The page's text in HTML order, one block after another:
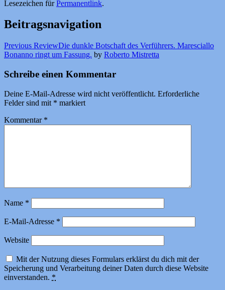
Lesezeichen fürPermanentlink.
Beitragsnavigation
Previous ReviewDie dunkle Botschaft des Verführers. Maresciallo
Bonanno ringt um Fassung. by Roberto Mistretta
Schreibe einen Kommentar
Deine E-Mail-Adresse wird nicht veröffentlicht. Erforderliche
Felder sind mit * markiert
Kommentar *
Name *
E-Mail-Adresse *
Website
Mit der Nutzung dieses Formulars erklärst du dich mit der
Speicherung und Verarbeitung deiner Daten durch diese Website
einverstanden. *